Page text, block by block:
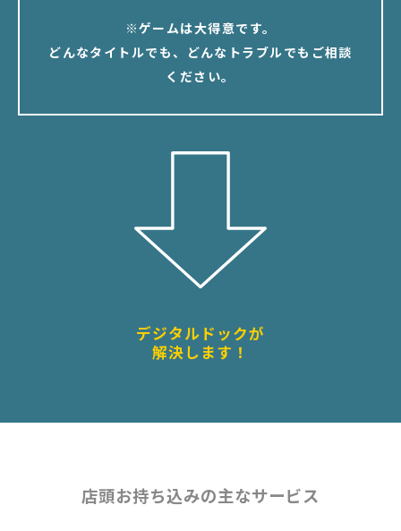
※ゲームは大得意です。
どんなタイトルでも、どんなトラブルでもご相談
ください。
デジタルドックが
解決します！
店頭お持ち込みの主なサービス